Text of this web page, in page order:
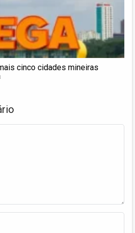
cinco cidades mineiras